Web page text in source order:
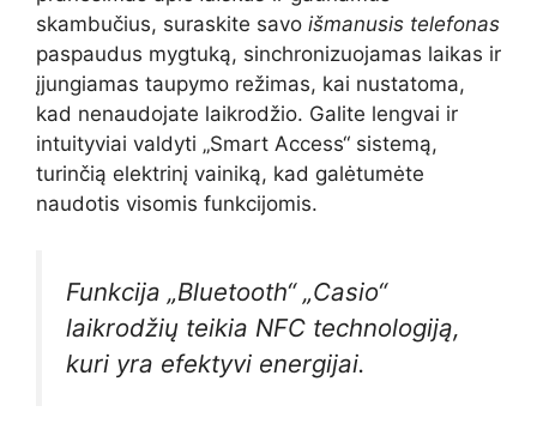
skambučius, suraskite savo išmanusis telefonas
paspaudus mygtuką, sinchronizuojamas laikas ir
įjungiamas taupymo režimas, kai nustatoma,
kad nenaudojate laikrodžio. Galite lengvai ir
intuityviai valdyti „Smart Access“ sistemą,
turinčią elektrinį vainiką, kad galėtumėte
naudotis visomis funkcijomis.
Funkcija „Bluetooth“„Casio“
laikrodžių teikia NFC technologiją,
kuri yra efektyvi energijai.